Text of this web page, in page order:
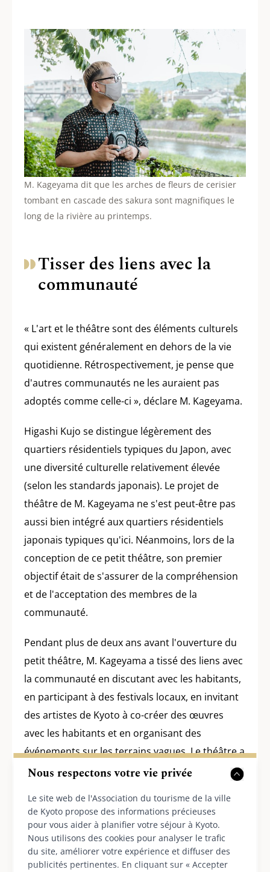
Nous respectons votre vie privée
Le site web de l'Association du tourisme de la ville
de Kyoto propose des informations précieuses
pour vous aider à planifier votre séjour à Kyoto.
Nous utilisons des cookies pour analyser le trafic
du site, améliorer votre expérience et diffuser des
publicités pertinentes. En cliquant sur « Accepter
M. Kageyama dit que les arches de fleurs de cerisier
tombant en cascade des sakura sont magnifiques le
long de la rivière au printemps.
Tisser des liens avec la
communauté
« L'art et le théâtre sont des éléments culturels
qui existent généralement en dehors de la vie
quotidienne. Rétrospectivement, je pense que
d'autres communautés ne les auraient pas
adoptés comme celle-ci », déclare M. Kageyama.
Higashi Kujo se distingue légèrement des
quartiers résidentiels typiques du Japon, avec
une diversité culturelle relativement élevée
(selon les standards japonais). Le projet de
théâtre de M. Kageyama ne s'est peut-être pas
aussi bien intégré aux quartiers résidentiels
japonais typiques qu'ici. Néanmoins, lors de la
conception de ce petit théâtre, son premier
objectif était de s'assurer de la compréhension
et de l'acceptation des membres de la
communauté.
Pendant plus de deux ans avant l'ouverture du
petit théâtre, M. Kageyama a tissé des liens avec
la communauté en discutant avec les habitants,
en participant à des festivals locaux, en invitant
des artistes de Kyoto à co-créer des œuvres
avec les habitants et en organisant des
événements sur les terrains vagues. Le théâtre a
maintenant ouvert, mais les échanges se